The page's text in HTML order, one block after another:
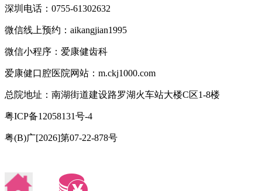
深圳电话：0755-61302632
微信线上预约：aikangjian1995
微信小程序：爱康健齿科
爱康健口腔医院网站：m.ckj1000.com
总院地址：南湖街道建设路罗湖火车站大楼C区1-8楼
粤ICP备12058131号-4
粤(B)广[2026]第07-22-878号